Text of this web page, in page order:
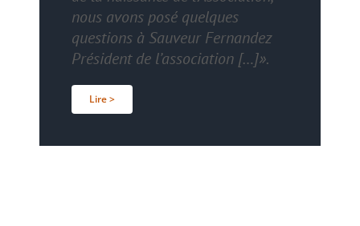
nous avons posé quelques
questions à Sauveur Fernandez
Président de l’association […]».
Lire >